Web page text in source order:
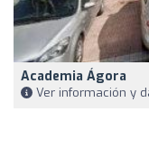
Academia Ágora
Ver información y